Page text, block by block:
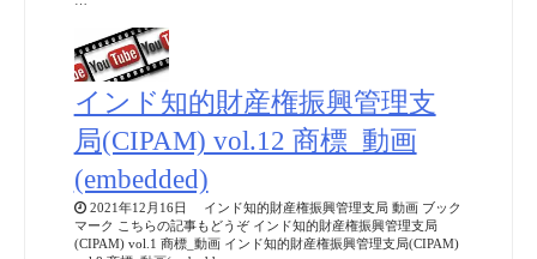
インド知的財産権振興管理支
局(CIPAM) vol.12 商標_動画
(embedded)
2021年12月16日 インド知的財産権振興管理支局 動画 ブック
マーク こちらの記事もどうぞ インド知的財産権振興管理支局
(CIPAM) vol.1 商標_動画 インド知的財産権振興管理支局(CIPAM)